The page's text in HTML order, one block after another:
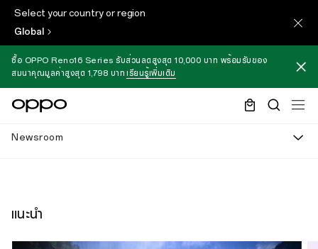
Select your country or region
Global
ซื้อ OPPO Reno16 Series รับส่วนลดสูงสุด 10,000 บาท พร้อมรับของ
สมนาคุณมูลค่าสูงสุด 1,798 บาท เรียนรู้เพิ่มเติม
Newsroom
แนะนำ